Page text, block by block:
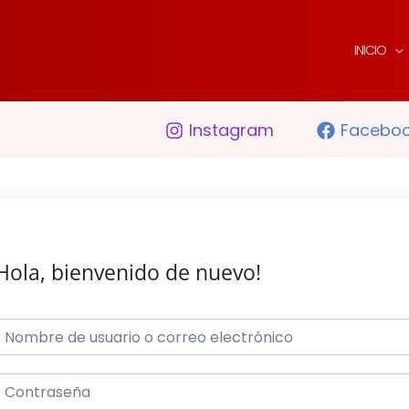
INICIO
Instagram
bienvenido de nuevo!